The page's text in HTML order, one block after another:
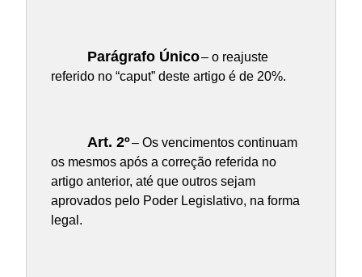
Parágrafo Único– o reajuste
referido no “caput” deste artigo é de 20%.
Art. 2º– Os vencimentos continuam
os mesmos após a correção referida no
artigo anterior, até que outros sejam
aprovados pelo Poder Legislativo, na forma
legal.